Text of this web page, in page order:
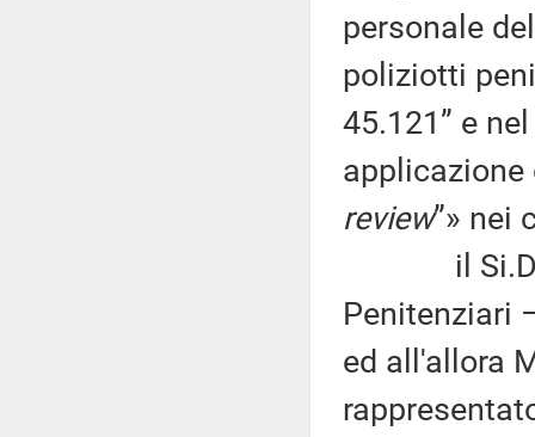
personale
poliziotti
45.121” e
review”» nei
il
Penitenziari
ed all'allora